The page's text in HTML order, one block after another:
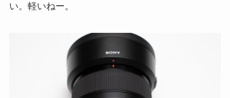
い。軽いねー。